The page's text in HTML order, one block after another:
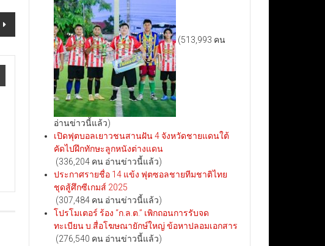
(513,993 คน
อ่านข่าวนี้แล้ว)
เปิดฟุตบอลเยาวชนสานฝัน 4 จังหวัดชายแดนใต้
คัดไปฝึกทักษะลูกหนังต่างแดน
(336,204 คน อ่านข่าวนี้แล้ว)
ประกาศรายชื่อ 14 แข้ง ฟุตซอลชายทีมชาติไทย
ชุดสู้ศึกซีเกมส์ 2025
(307,484 คน อ่านข่าวนี้แล้ว)
โปรโมเตอร์ ร้อง “ก.ล.ต.” เพิกถอนการรับจด
ทะเบียน บ.สื่อโฆษณายักษ์ใหญ่ ข้อหาปลอมเอกสาร
(276,540 คน อ่านข่าวนี้แล้ว)